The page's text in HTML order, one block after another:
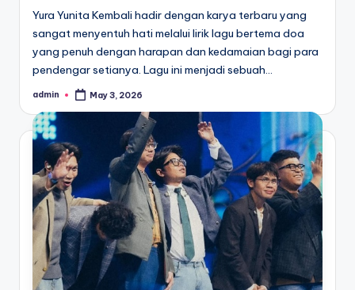
Yura Yunita Kembali hadir dengan karya terbaru yang
sangat menyentuh hati melalui lirik lagu bertema doa
yang penuh dengan harapan dan kedamaian bagi para
pendengar setianya. Lagu ini menjadi sebuah…
Posted
admin May 3, 2026